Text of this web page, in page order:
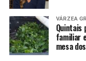
RELATED TOPICS:
FÁVARO
FICAR IRIA
SAFRA
SEM
VÁRZEA
familiar
mesa